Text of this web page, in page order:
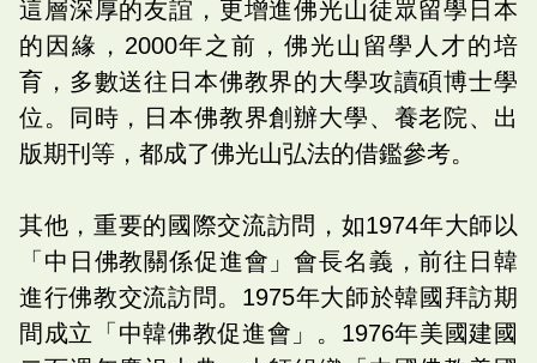
這層深厚的友誼，更增進佛光山徒眾留學日本
的因緣，2000年之前，佛光山留學人才的培
育，多數送往日本佛教界的大學攻讀碩博士學
位。同時，日本佛教界創辦大學、養老院、出
版期刊等，都成了佛光山弘法的借鑑參考。
其他，重要的國際交流訪問，如1974年大師以
「中日佛教關係促進會」會長名義，前往日韓
進行佛教交流訪問。1975年大師於韓國拜訪期
間成立「中韓佛教促進會」。1976年美國建國